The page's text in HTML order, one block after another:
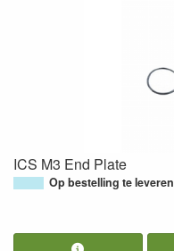
ICS M3 End Plate
Op bestelling te leveren